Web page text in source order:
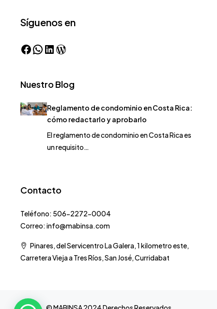
Síguenos en
Nuestro Blog
Reglamento de condominio en Costa Rica:
cómo redactarlo y aprobarlo
El reglamento de condominio en Costa Rica es
un requisito…
Contacto
Teléfono: 506-2272-0004
Correo: info@mabinsa.com
Pinares, del Servicentro La Galera, 1 kilometro este,
Carretera Vieja a Tres Ríos, San José, Curridabat